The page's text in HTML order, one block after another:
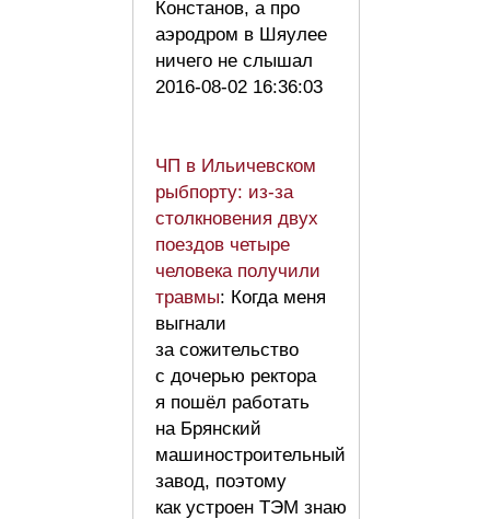
Констанов, а про
аэродром в Шяулее
ничего не слышал
2016-08-02 16:36:03
ЧП в Ильичевском
рыбпорту: из-за
столкновения двух
поездов четыре
человека получили
травмы: Когда меня
выгнали
за сожительство
с дочерью ректора
я пошёл работать
на Брянский
машиностроительный
завод, поэтому
как устроен ТЭМ знаю